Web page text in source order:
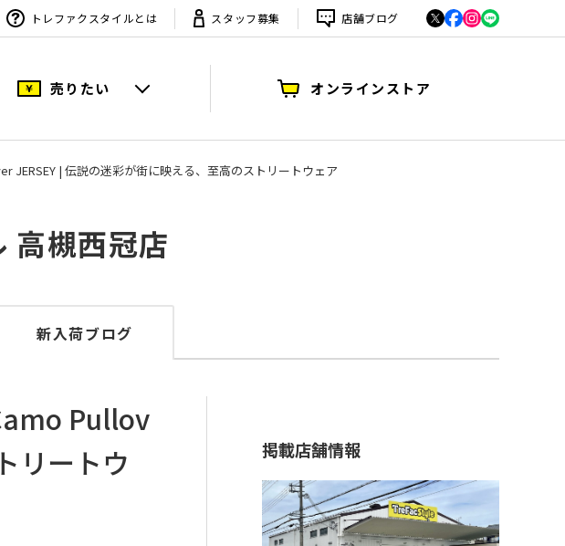
トレファクスタイルとは スタッフ募集 店舗ブログ
売りたい オンラインストア
JERSEY | 伝説の迷彩が街に映える、至高のストリートウェア
高槻西冠店
新入荷ブログ
Pullov
リートウ
掲載店舗情報